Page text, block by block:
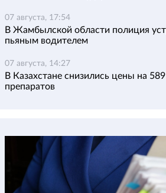
07 августа, 17:54
В Жамбылской области полиция
пьяным водителем
07 августа, 14:27
В Казахстане снизились цены на
препаратов